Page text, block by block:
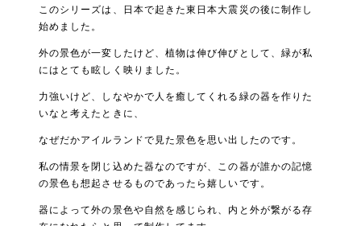
このシリーズは、日本で起きた東日本大震災の後に制作し
始めました。
外の景色が一変したけど、植物は伸び伸びとして、緑が私
にはとても眩しく映りました。
力強いけど、しなやかで人を癒してくれる緑の器を作りた
いなと考えたときに、
なぜだかアイルランドで見た景色を思い出したのです。
私の情景を閉じ込めた器なのですが、この器が誰かの記憶
の景色も想起させるものであったら嬉しいです。
器によって外の景色や自然を感じられ、内と外が繋がる存